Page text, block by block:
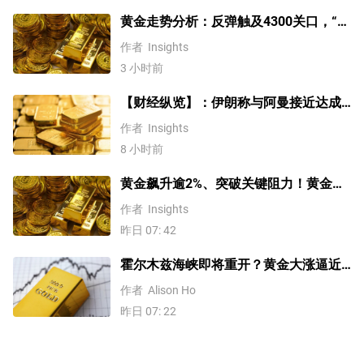
黄金走势分析：反弹触及4300关口，“双
底”确立剑指这一目标！
作者 Insights
3 小时前
【财经纵览】：伊朗称与阿曼接近达成
协议，黄金涨超200美元、WTI原油三连
跌，道指续创历史新高！
作者 Insights
8 小时前
黄金飙升逾2%、突破关键阻力！黄金、
WTI原油、美元指数、纳指100指数技术
分析
作者 Insights
昨日 07: 42
霍尔木兹海峡即将重开？黄金大涨逼近
4200美元！原油价格3连跌
作者 Alison Ho
昨日 07: 22